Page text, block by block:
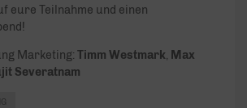
eure Teilnahme und einen
Marketing: Timm Westmark, Max
Severatnam